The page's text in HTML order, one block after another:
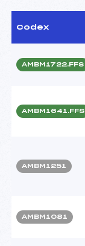
Codex
AMBM1722.FFS
AMBM1641.FFS
AMBM1251
AMBM1081